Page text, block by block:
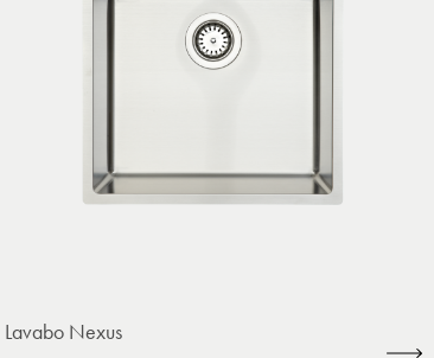
Lavabo Nexus